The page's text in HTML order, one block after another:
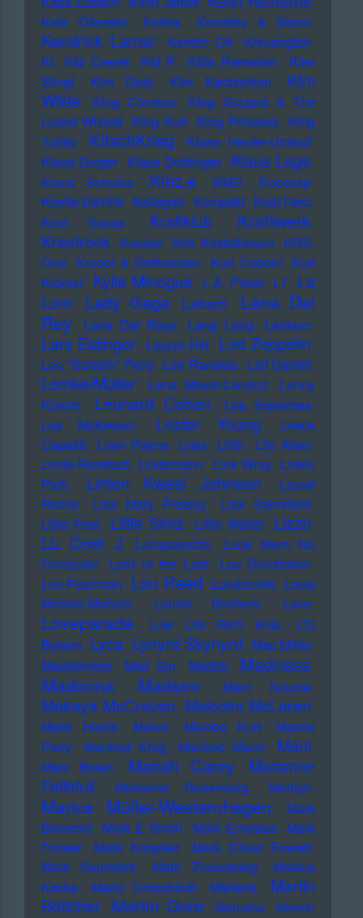
Kele Okereke Kelela Kemistry & Storm
Kendrick Lamar Kerstin Ott
Khruangbin
KI
KId Creole KId P. KIda Ramadan
KIev
Stingl
KIm Deal KIm Kardashian
KIm
Wilde
KIng Crimson
KIng Gizzard & The
Lizard Wizard KIng Kurt KIng Princess KIng
Tubby
KItschKrieg
Klaas Heufer-Umlauf
Klaus Dinger Klaus Doldinger Klaus Lage
Klaus Schulze Klez.e KMD
Kneecap
Koefte DeVille Kollegah Kompakt Kool Herc
Kool Savas
Kraftklub Kraftwerk
Krautrock Kreator Kris Kristofferson KRS-
One Kruder & Dorfmeister Kurt Cobain Kurt
Krömer Kylie Minogue L.A. Priest L7 La
Lom
Lady Gaga Laibach
Lana Del
Rey
Lana Del Reyy Lang Lang Lankum
Lars Eidinger Lauryn Hill Led Zeppelin
Lee "Scratch" Perry Lee Ranaldo Leif Garrett
Lemke/Müller Lena Meyer-Landrut
Lenny
Kravitz
Leonard Cohen
Les Impremes
Les McKeown
Lester Young
Lewis
Capaldi
Liam Payne Liars Lilith
Lily Allen
Linda Ronstadt Lindemann Link Wray Linkin
Park
Linton Kwesi Johnson
Lionel
Richie
Lisa Mary Presley
Lisa Stansfield
Little Feat Little Simz Little Walter Lizzo
LL Cool J Lollapalooza
Look Mum No
Computer
Lord of the Lost
Lou Donaldson
Lou Pearlman Lou Reed Loudermilk Louis
Moholo-Moholo
Louvin Brothers Love
Loveparade Low Life Rich Kids
LTJ
Bukem Lyca Lynyrd Skynyrd Mac Miller
Macklemore
Mad Sin Madlib
Madness
Madonna
Madsen Main Source
Makaya McCraven Malcolm McLaren
Malik Harris Malva Mambo Kurt
Mamie
Perry
Manfred Krug Manfred Mann Mani
Marc Bolan Mariah Carey
Marianne
Faithfull
Marianne Rosenberg Marilyn
Marius Müller-Westernhagen
Mark
Benecke Mark E Smith Mark Ernestus Mark
Forster
Mark Knopfler
Mark Oliver Everett
Mark Saunders
Mark Zuckerberg
Markus
Kavka
Marlo Grosshardt Marteria
Martin
Böttcher Martin Gore Marusha
Marvin